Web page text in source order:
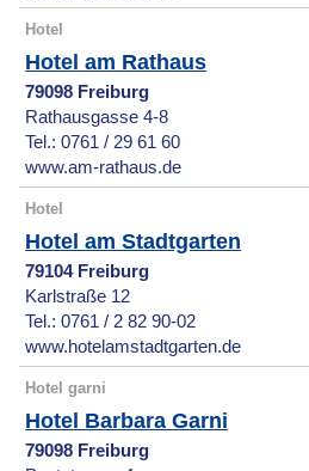
Hotel
Hotel am Rathaus
79098 Freiburg
Rathausgasse 4-8
Tel.: 0761 / 29 61 60
www.am-rathaus.de
Hotel
Hotel am Stadtgarten
79104 Freiburg
Karlstraße 12
Tel.: 0761 / 2 82 90-02
www.hotelamstadtgarten.de
Hotel garni
Hotel Barbara Garni
79098 Freiburg